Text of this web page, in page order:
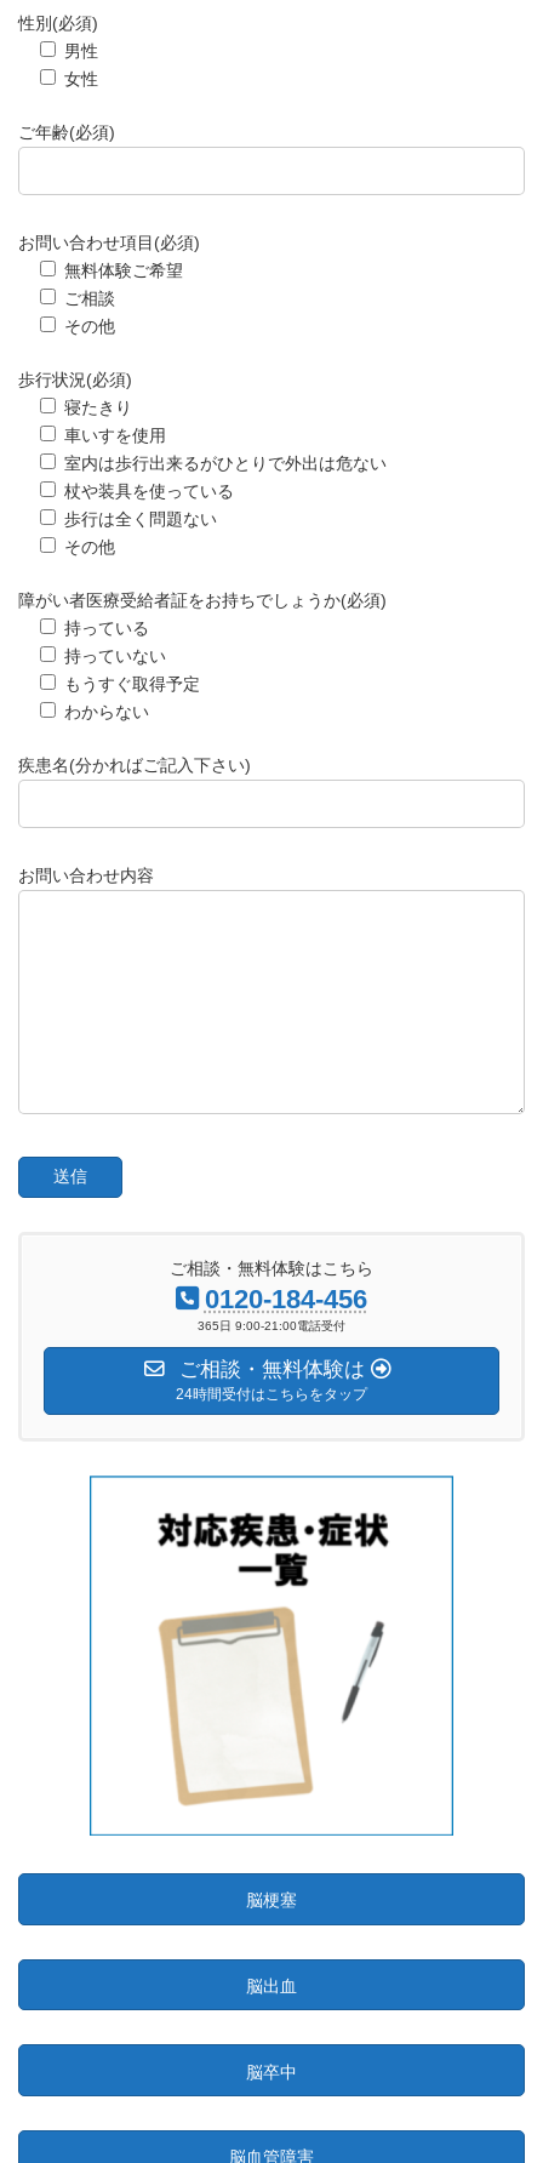
性別(必須)
男性
女性
ご年齢(必須)
お問い合わせ項目(必須)
無料体験ご希望
ご相談
その他
歩行状況(必須)
寝たきり
車いすを使用
室内は歩行出来るがひとりで外出は危ない
杖や装具を使っている
歩行は全く問題ない
その他
障がい者医療受給者証をお持ちでしょうか(必須)
持っている
持っていない
もうすぐ取得予定
わからない
疾患名(分かればご記入下さい)
お問い合わせ内容
ご相談・無料体験はこちら
0120-184-456
365日 9:00-21:00電話受付
ご相談・無料体験は
24時間受付はこちらをタップ
脳梗塞
脳出血
脳卒中
脳血管障害